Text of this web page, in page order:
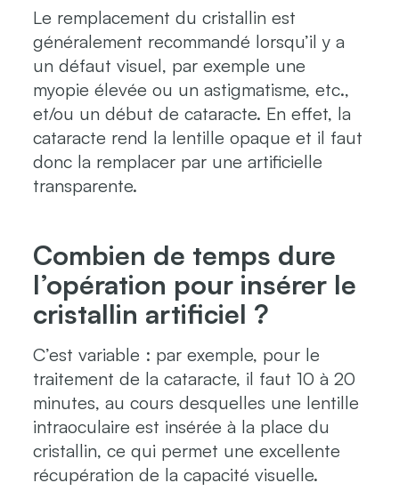
Le remplacement du cristallin est
généralement recommandé lorsqu’il y a
un défaut visuel, par exemple une
myopie élevée ou un astigmatisme, etc.,
et/ou un début de cataracte. En effet, la
cataracte rend la lentille opaque et il faut
donc la remplacer par une artificielle
transparente.
Combien de temps dure
l’opération pour insérer le
cristallin artificiel ?
C’est variable : par exemple, pour le
traitement de la cataracte, il faut 10 à 20
minutes, au cours desquelles une lentille
intraoculaire est insérée à la place du
cristallin, ce qui permet une excellente
récupération de la capacité visuelle.